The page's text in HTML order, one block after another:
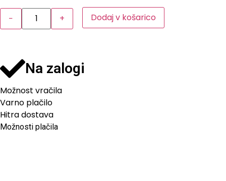
− + Dodaj v košarico
Na zalogi
Možnost vračila
Varno plačilo
Hitra dostava
Možnosti plačila